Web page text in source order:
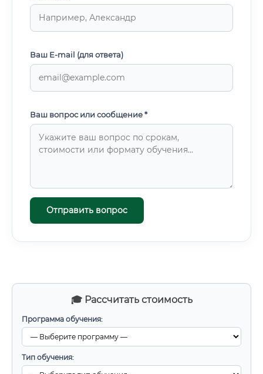
🎓 Рассчитать стоимость
Программа обучения:
Тип обучения:
Ваш E-mail (для ответа)
Ваш вопрос или сообщение *
Отправить вопрос